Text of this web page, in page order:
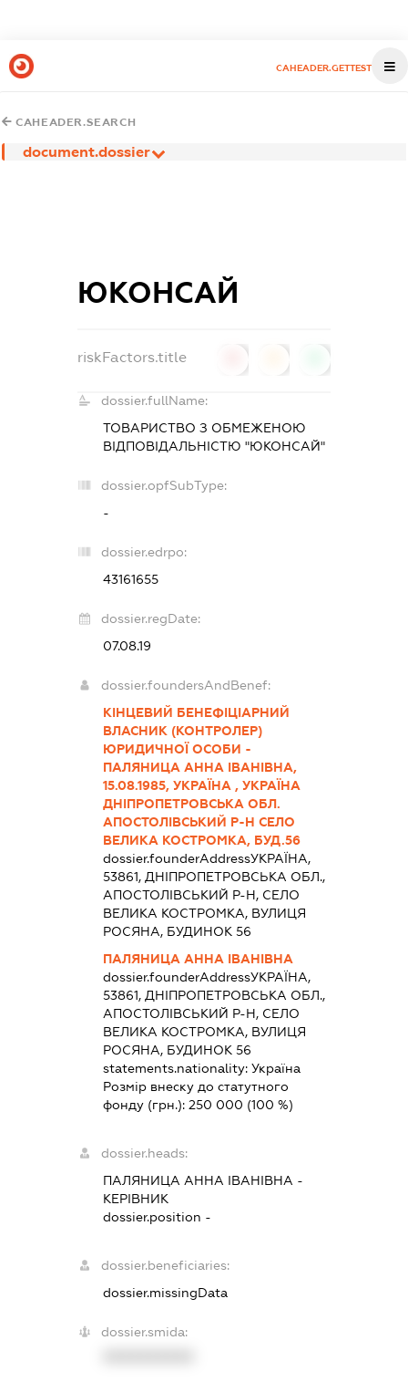
CAHEADER.GETTEST
CAHEADER.SEARCH
document.dossier
ЮКОНСАЙ
riskFactors.title
dossier.fullName:
ТОВАРИСТВО З ОБМЕЖЕНОЮ
ВІДПОВІДАЛЬНІСТЮ "ЮКОНСАЙ"
dossier.opfSubType:
-
dossier.edrpo:
43161655
dossier.regDate:
07.08.19
dossier.foundersAndBenef:
КІНЦЕВИЙ БЕНЕФІЦІАРНИЙ
ВЛАСНИК (КОНТРОЛЕР)
ЮРИДИЧНОЇ ОСОБИ -
ПАЛЯНИЦА АННА ІВАНІВНА,
15.08.1985, УКРАЇНА , УКРАЇНА
ДНІПРОПЕТРОВСЬКА ОБЛ.
АПОСТОЛІВСЬКИЙ Р-Н СЕЛО
ВЕЛИКА КОСТРОМКА, БУД.56
dossier.founderAddressУКРАЇНА,
53861, ДНІПРОПЕТРОВСЬКА ОБЛ.,
АПОСТОЛІВСЬКИЙ Р-Н, СЕЛО
ВЕЛИКА КОСТРОМКА, ВУЛИЦЯ
РОСЯНА, БУДИНОК 56
ПАЛЯНИЦА АННА ІВАНІВНА
dossier.founderAddressУКРАЇНА,
53861, ДНІПРОПЕТРОВСЬКА ОБЛ.,
АПОСТОЛІВСЬКИЙ Р-Н, СЕЛО
ВЕЛИКА КОСТРОМКА, ВУЛИЦЯ
РОСЯНА, БУДИНОК 56
statements.nationality:Україна
Розмір внеску до статутного
фонду (грн.):250 000 (100 %)
dossier.heads:
ПАЛЯНИЦА АННА ІВАНІВНА -
КЕРІВНИК
dossier.position -
dossier.beneficiaries:
dossier.missingData
dossier.smida: